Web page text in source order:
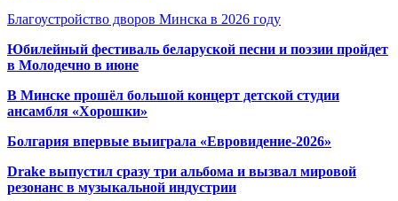
Благоустройство дворов Минска в 2026 году
Юбилейный фестиваль беларуской песни и поэзии пройдет
в Молодечно в июне
В Минске прошёл большой концерт детской студии
ансамбля «Хорошки»
Болгария впервые выиграла «Евровидение-2026»
Drake выпустил сразу три альбома и вызвал мировой
резонанс в музыкальной индустрии